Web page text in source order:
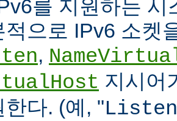
를 지원하는 시
적으로 IPv6 소켓
,
지시어
한다. (예, "Listen